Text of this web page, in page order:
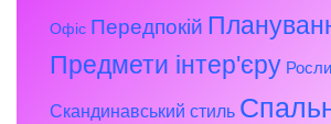
Офіс Передпокій
Предмети інтер'єру
Скандинавський стиль